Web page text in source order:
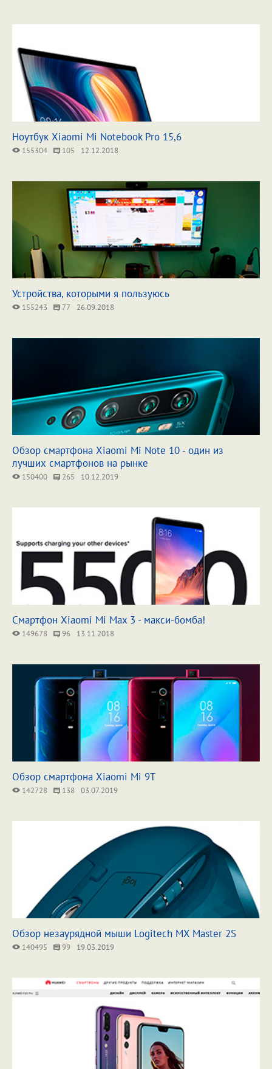
Ноутбук Xiaomi Mi Notebook Pro 15,6
155304 105 12.12.2018
Устройства, которыми я пользуюсь
155243 77 26.09.2018
Обзор смартфона Xiaomi Mi Note 10 - один из
лучших смартфонов на рынке
150400 265 10.12.2019
Смартфон Xiaomi Mi Max 3 - макси-бомба!
149678 96 13.11.2018
Обзор смартфона Xiaomi Mi 9T
142728 138 03.07.2019
Обзор незаурядной мыши Logitech MX Master 2S
140495 99 19.03.2019